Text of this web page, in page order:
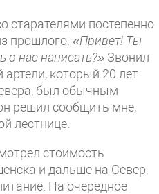
старателями постепенно
прошлого: «Привет! Ты
о нас написать?» Звонил
артели, который 20 лет
был обычным
решил сообщить мне,
лестнице.
стоимость
и дальше на Север,
На очередное